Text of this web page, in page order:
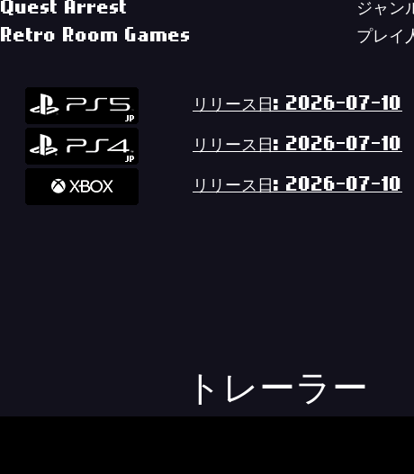
Quest Arrest ジャン
Retro Room Games プレイ
リリース日: 2026-07-10
リリース日: 2026-07-10
リリース日: 2026-07-10
トレーラー